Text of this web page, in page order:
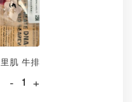
肌 牛排
- +